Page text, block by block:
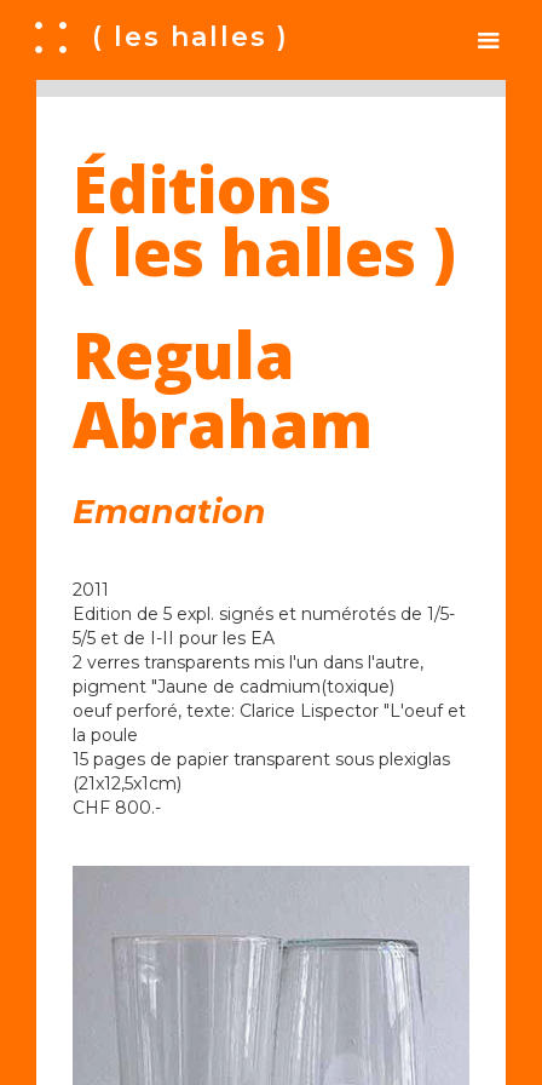
A ( les halles )
Éditions
( les halles )
Regula
Abraham
Emanation
2011
Edition de 5 expl. signés et numérotés de 1/5-
5/5 et de I-II pour les EA
2 verres transparents mis l'un dans l'autre,
pigment "Jaune de cadmium(toxique)
oeuf perforé, texte: Clarice Lispector "L'oeuf et
la poule
15 pages de papier transparent sous plexiglas
(21x12,5x1cm)
CHF 800.-